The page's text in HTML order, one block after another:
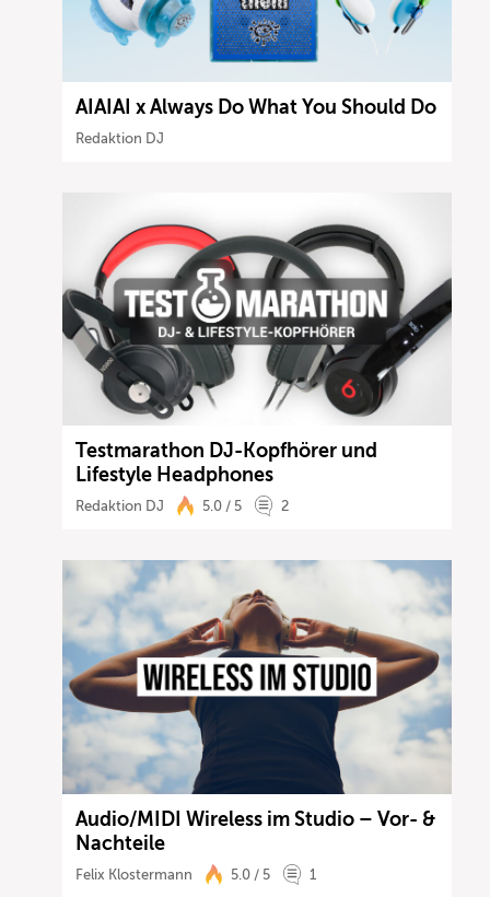
AIAIAI x Always Do What You Should Do
Redaktion DJ
Testmarathon DJ-Kopfhörer und
Lifestyle Headphones
Redaktion DJ 5.0 / 5 2
Audio/MIDI Wireless im Studio – Vor- &
Nachteile
Felix Klostermann 5.0 / 5 1